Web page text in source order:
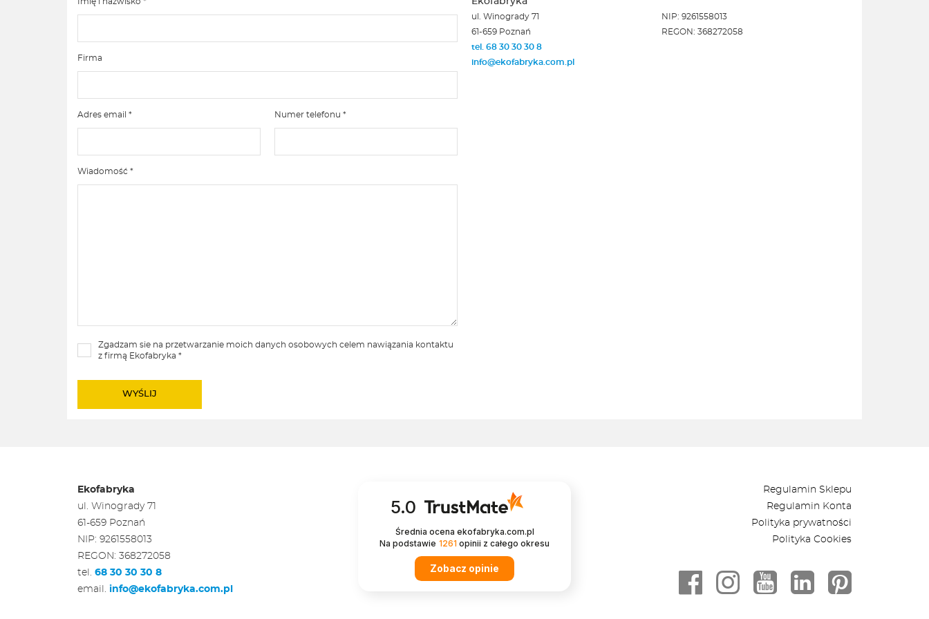
Firma
Adres email * Numer telefonu *
Wiadomość *
Zgadzam sie na przetwarzanie moich danych osobowych celem nawiązania kontaktu
z firmą Ekofabryka *
ul. Winogrady 71
61-659 Poznań
tel. 68 30 30 30 8
info@ekofabryka.com.pl
NIP: 9261558013
REGON: 368272058
Ekofabryka
ul. Winogrady 71
61-659 Poznań
NIP: 9261558013
REGON: 368272058
tel. 68 30 30 30 8
email. info@ekofabryka.com.pl
5.0
Średnia ocena ekofabryka.com.pl
Na podstawie 1261 opinii z całego okresu
Zobacz opinie
Regulamin Sklepu
Regulamin Konta
Polityka prywatności
Polityka Cookies